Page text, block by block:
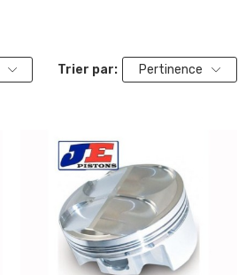
Trier par: Pertinence